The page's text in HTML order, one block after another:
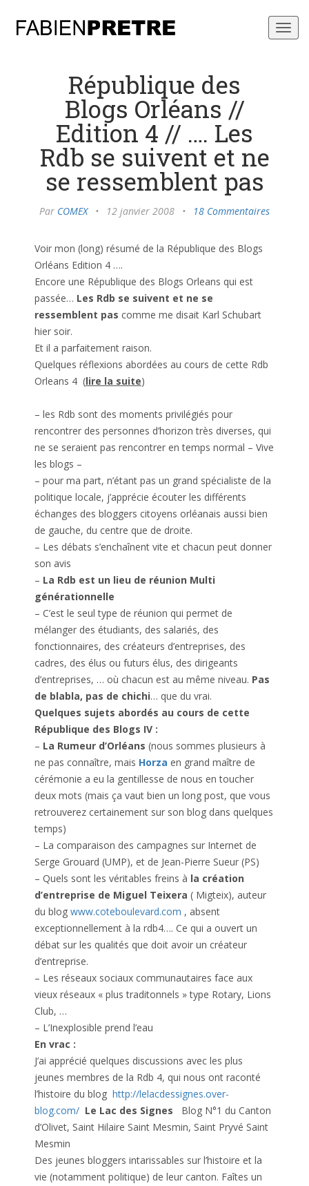
République des
Blogs Orléans //
Edition 4 // …. Les
Rdb se suivent et ne
se ressemblent pas
Par COMEX • 12 janvier 2008 • 18 Commentaires
Voir mon (long) résumé de la République des Blogs
Orléans Edition 4 ….
Encore une République des Blogs Orleans qui est
passée… Les Rdb se suivent et ne se
ressemblent pas comme me disait Karl Schubart
hier soir.
Et il a parfaitement raison.
Quelques réflexions abordées au cours de cette Rdb
Orleans 4 (lire la suite)
– les Rdb sont des moments privilégiés pour
rencontrer des personnes d’horizon très diverses, qui
ne se seraient pas rencontrer en temps normal – Vive
les blogs –
– pour ma part, n’étant pas un grand spécialiste de la
politique locale, j’apprécie écouter les différents
échanges des bloggers citoyens orléanais aussi bien
de gauche, du centre que de droite.
– Les débats s’enchaînent vite et chacun peut donner
son avis
– La Rdb est un lieu de réunion Multi
générationnelle
– C’est le seul type de réunion qui permet de
mélanger des étudiants, des salariés, des
fonctionnaires, des créateurs d’entreprises, des
cadres, des élus ou futurs élus, des dirigeants
d’entreprises, … où chacun est au même niveau. Pas
de blabla, pas de chichi… que du vrai.
Quelques sujets abordés au cours de cette
République des Blogs IV :
– La Rumeur d’Orléans (nous sommes plusieurs à
ne pas connaître, mais Horza en grand maître de
cérémonie a eu la gentillesse de nous en toucher
deux mots (mais ça vaut bien un long post, que vous
retrouverez certainement sur son blog dans quelques
temps)
– La comparaison des campagnes sur Internet de
Serge Grouard (UMP), et de Jean-Pierre Sueur (PS)
– Quels sont les véritables freins à la création
d’entreprise de Miguel Teixera ( Migteix), auteur
du blog www.coteboulevard.com , absent
exceptionnellement à la rdb4…. Ce qui a ouvert un
débat sur les qualités que doit avoir un créateur
d’entreprise.
– Les réseaux sociaux communautaires face aux
vieux réseaux « plus traditonnels » type Rotary, Lions
Club, …
– L’Inexplosible prend l’eau
En vrac :
J’ai apprécié quelques discussions avec les plus
jeunes membres de la Rdb 4, qui nous ont raconté
l’histoire du blog http://lelacdessignes.over-
blog.com/ Le Lac des Signes Blog N°1 du Canton
d’Olivet, Saint Hilaire Saint Mesmin, Saint Pryvé Saint
Mesmin
Des jeunes bloggers intarissables sur l’histoire et la
vie (notamment politique) de leur canton. Faîtes un